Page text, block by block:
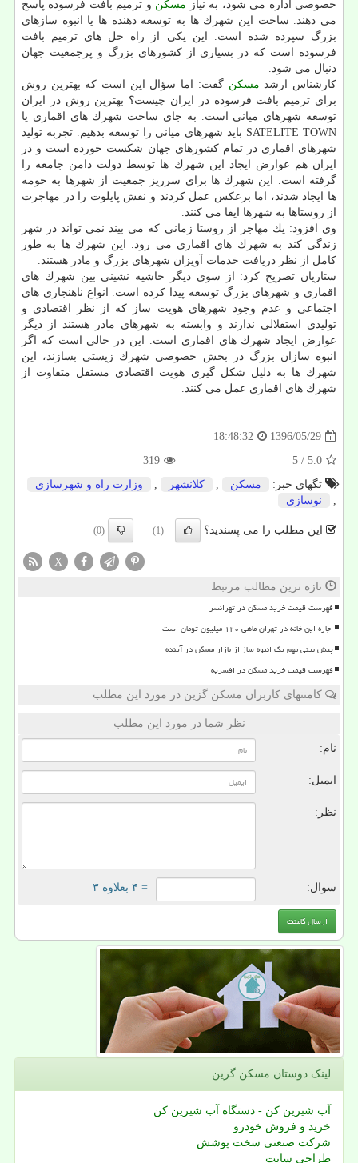
خصوصی اداره می شود، به نیاز مسكن و ترمیم بافت فرسوده پاسخ
می دهند. ساخت این شهرك ها به توسعه دهنده ها یا انبوه سازهای
بزرگ سپرده شده است. این یكی از راه حل های ترمیم بافت
فرسوده است كه در بسیاری از كشورهای بزرگ و پرجمعیت جهان
دنبال می شود.
كارشناس ارشد مسكن گفت: اما سؤال این است كه بهترین روش
برای ترمیم بافت فرسوده در ایران چیست؟ بهترین روش در ایران
توسعه شهرهای میانی است. به جای ساخت شهرك های اقماری یا
SATELITE TOWN باید شهرهای میانی را توسعه بدهیم. تجربه تولید
شهرهای اقماری در تمام كشورهای جهان شكست خورده است و در
ایران هم عوارض ایجاد این شهرك ها توسط دولت دامن جامعه را
گرفته است. این شهرك ها برای سرریز جمعیت از شهرها به حومه
ها ایجاد شدند، اما برعكس عمل كردند و نقش پایلوت را در مهاجرت
از روستاها به شهرها ایفا می كنند.
وی افزود: یك مهاجر از روستا زمانی كه می بیند نمی تواند در شهر
زندگی كند به شهرك های اقماری می رود. این شهرك ها به طور
كامل از نظر دریافت خدمات آویزان شهرهای بزرگ و مادر هستند.
ستاریان تصریح كرد: از سوی دیگر حاشیه نشینی بین شهرك های
اقماری و شهرهای بزرگ توسعه پیدا كرده است. انواع ناهنجاری های
اجتماعی و عدم وجود شهرهای هویت ساز كه از نظر اقتصادی و
تولیدی استقلالی ندارند و وابسته به شهرهای مادر هستند از دیگر
عوارض ایجاد شهرك های اقماری است. این در حالی است كه اگر
انبوه سازان بزرگ در بخش خصوصی شهرك زیستی بسازند، این
شهرك ها به دلیل شكل گیری هویت اقتصادی مستقل متفاوت از
شهرك های اقماری عمل می كنند.
1396/05/29
18:48:32
5.0
/ 5
319
تگهای خبر:
مسكن , كلانشهر ,
وزارت راه و شهرسازی
,
نوسازی
این مطلب را می پسندید؟ (1)
(0)
X
تازه ترین مطالب مرتبط
فهرست قیمت خرید مسکن در تهرانسر
اجاره این خانه در تهران ماهی ۱۲۰ میلیون تومان است
پیش بینی مهم یک انبوه ساز از بازار مسکن در آینده
فهرست قیمت خرید مسکن در افسریه
کامنتهای کاربران مسکن گزین در مورد این مطلب
نظر شما در مورد این مطلب
نام:
ایمیل:
نظر:
سوال: = ۴ بعلاوه ۳
لینک دوستان مسكن گزین
آب شیرین کن - دستگاه آب شیرین کن
خرید و فروش خودرو
شرکت صنعتی سخت پوشش
طراحی سایت